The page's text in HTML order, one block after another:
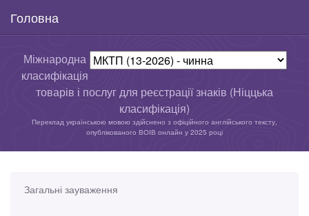
Головна
Міжнародна
класифікація
товарів і послуг для реєстрації знаків (Ніццька
класифікація)
Переклад українською мовою здійснено з офіційного англійського тексту,
опублікованого ВОІВ онлайн у 2025 році
Загальні зауваження